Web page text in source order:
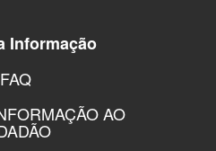
Informação
FAQ
AO